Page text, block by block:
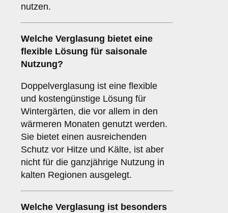
nutzen.
Welche Verglasung bietet eine
flexible Lösung für saisonale
Nutzung?
Doppelverglasung ist eine flexible
und kostengünstige Lösung für
Wintergärten, die vor allem in den
wärmeren Monaten genutzt werden.
Sie bietet einen ausreichenden
Schutz vor Hitze und Kälte, ist aber
nicht für die ganzjährige Nutzung in
kalten Regionen ausgelegt.
Welche Verglasung ist besonders